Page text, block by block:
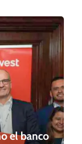
el banco